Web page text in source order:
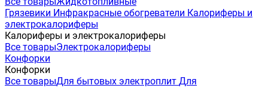
Грязевики Инфракрасные обогреватели Калориферы и
электрокалориферы
Калориферы и электрокалориферы
Все товарыЭлектрокалориферы
Конфорки
Конфорки
Все товарыДля бытовых электроплит Для